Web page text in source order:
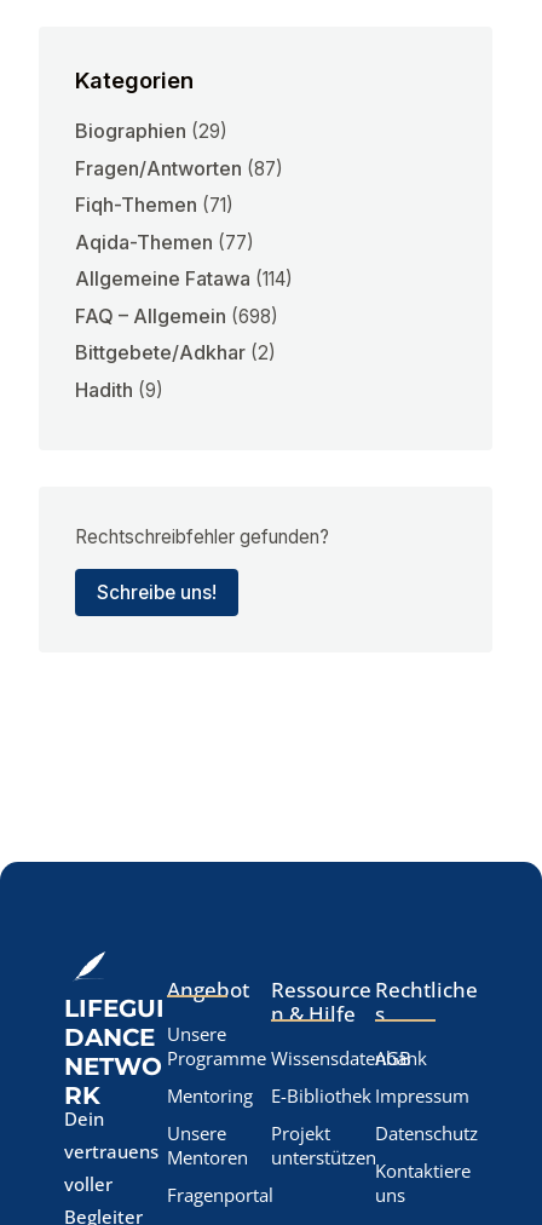
Kategorien
Biographien (29)
Fragen/Antworten (87)
Fiqh-Themen (71)
Aqida-Themen (77)
Allgemeine Fatawa (114)
FAQ – Allgemein (698)
Bittgebete/Adkhar (2)
Hadith (9)
Rechtschreibfehler gefunden?
Schreibe uns!
LIFEGUI
DANCE
NETWO
RK
Dein
vertrauens
voller
Begleiter
Angebot
Unsere
Programme
Mentoring
Unsere
Mentoren
Fragenportal
Ressource
n & Hilfe
Wissensdatenbank
E-Bibliothek
Projekt
unterstützen
Rechtliche
s
AGB
Impressum
Datenschutz
Kontaktiere
uns